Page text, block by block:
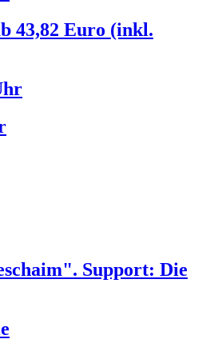
43,82 Euro (inkl.
Support: Die